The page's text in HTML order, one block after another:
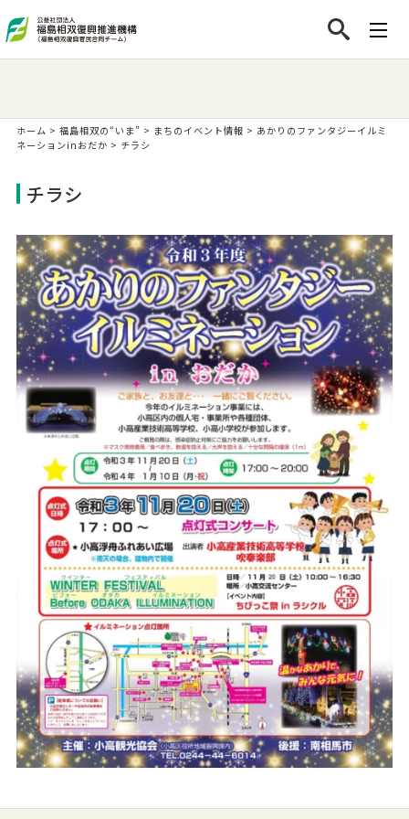
ホーム > 福島相双の“いま” > まちのイベント情報 > あかりのファンタジーイルミ
ネーションinおだか > チラシ
チラシ